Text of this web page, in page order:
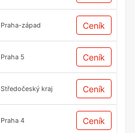
Praha-západ Ceník
Praha 5 Ceník
Středočeský kraj Ceník
Praha 4 Ceník